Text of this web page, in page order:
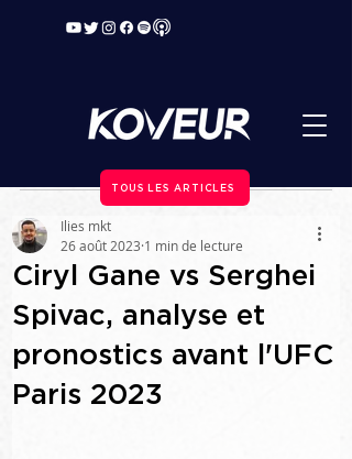
TOUS LES ARTICLES
Ciryl Gane vs Serghei
Spivac, analyse et
pronostics avant l'UFC
Paris 2023
Ilies mkt
26 août 2023 1 min de lecture